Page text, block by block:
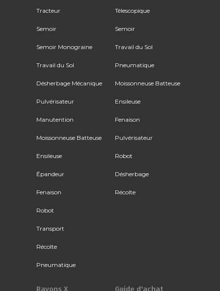
Tracteur
Semoir
Semoir Monograine
Travail du Sol
Désherbage Mécanique
Pulvérisateur
Manutention
Moissonneuse Batteuse
Ensileuse
Épandeur
Fenaison
Robot
Transport
Récolte
Pneumatique
Télescopique
Semoir
Travail du Sol
Pneumatique
Moissonneuse Batteuse
Ensileuse
Fenaison
Pulvérisateur
Robot
Désherbage
Récolte
Rayons X Guide d'achat